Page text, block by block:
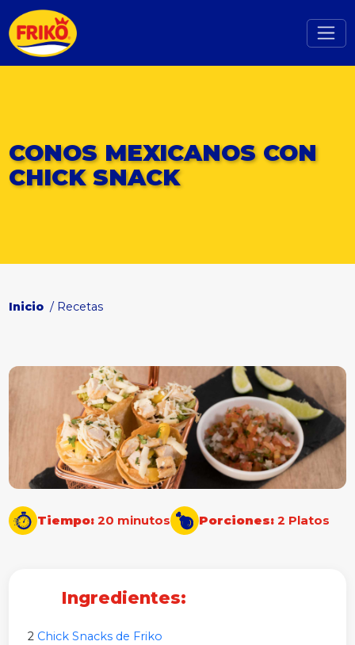
CONOS MEXICANOS CON
CHICK SNACK
Inicio / Recetas
Tiempo:20 minutos Porciones:2 Platos
Ingredientes:
2 Chick Snacks de Friko